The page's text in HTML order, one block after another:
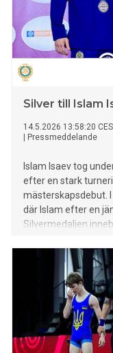
Silver till Islam
14.5.2026 13:58:20
Pressmeddelande
Islam Isaev tog
efter en stark
mästerskapsdebut.
där Islam efter en
Silvermedaljen